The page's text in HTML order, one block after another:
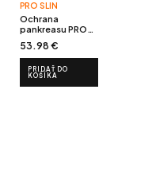
PRO SLIN
Ochrana
pankreasu PRO
53.98 €
PRIDAŤ DO
KOŠÍKA